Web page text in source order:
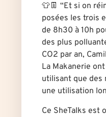
👕👖 “Et si on
posées les trois
de 8h30 à 10h
des plus
CO2 par an,
La Makanerie
utilisant que des
une utilisation
Ce SheTalks est